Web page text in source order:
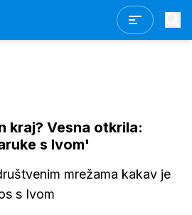
kraj? Vesna otkrila:
s Ivom'
mrežama kakav je
s Ivom